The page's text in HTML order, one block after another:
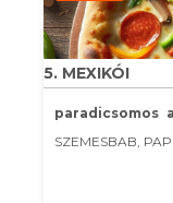
5. MEXIKÓI
paradicsomos
SZEMESBAB,